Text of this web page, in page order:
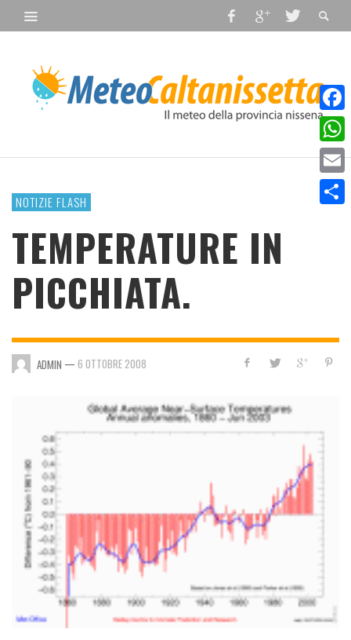
NOTIZIE FLASH
TEMPERATURE IN
PICCHIATA.
ADMIN — 6 OTTOBRE 2008
Email